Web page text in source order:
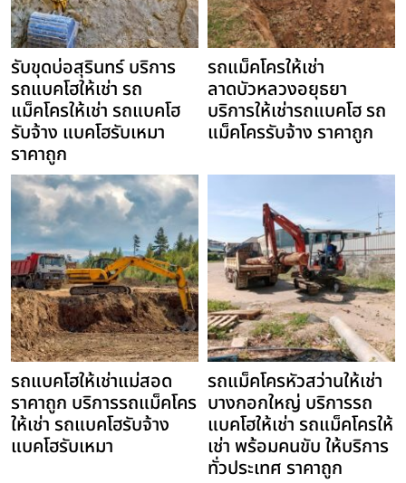
รับขุดบ่อสุรินทร์ บริการ
รถแบคโฮให้เช่า รถ
แม็คโครให้เช่า รถแบคโฮ
รับจ้าง แบคโฮรับเหมา
ราคาถูก
รถแม็คโครให้เช่า
ลาดบัวหลวงอยุธยา
บริการให้เช่ารถแบคโฮ รถ
แม็คโครรับจ้าง ราคาถูก
รถแบคโฮให้เช่าแม่สอด
ราคาถูก บริการรถแม็คโคร
ให้เช่า รถแบคโฮรับจ้าง
แบคโฮรับเหมา
รถแม็คโครหัวสว่านให้เช่า
บางกอกใหญ่ บริการรถ
แบคโฮให้เช่า รถแม็คโครให้
เช่า พร้อมคนขับ ให้บริการ
ทั่วประเทศ ราคาถูก